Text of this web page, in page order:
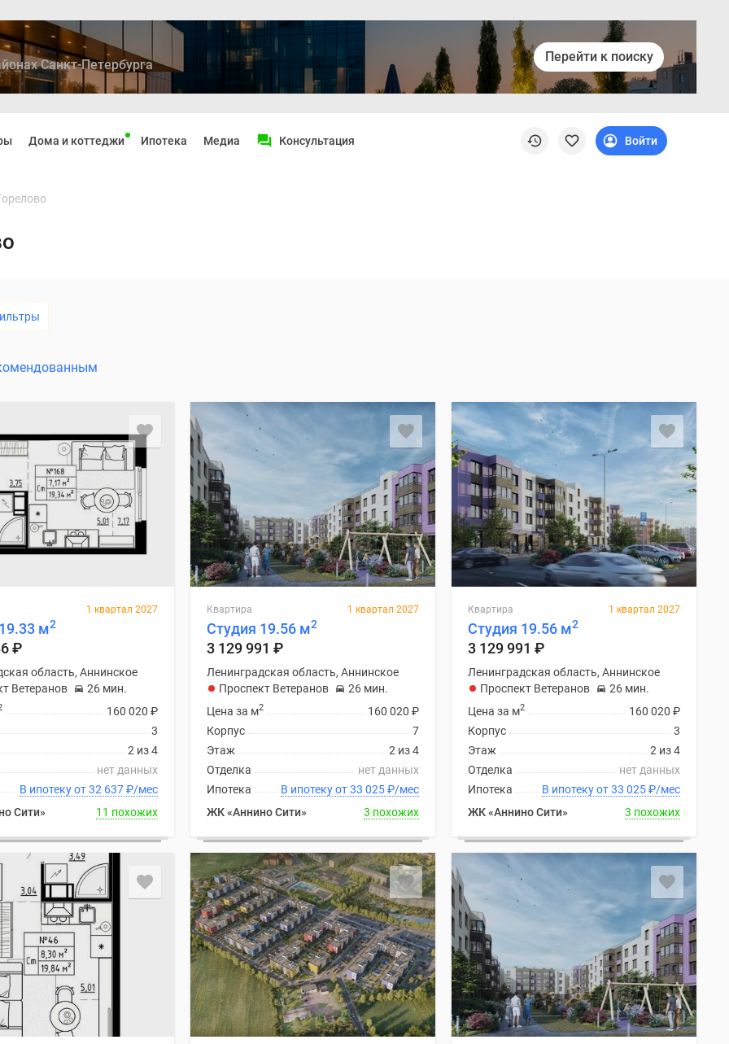
Санкт-Петербурга
Перейти к поиску
Дома и коттеджи Ипотека Медиа Консультация Войти
1 квартал 2027
м2
₽
область, Аннинское
Ветеранов
26 мин.
160 020 ₽
3
2 из 4
нет данных
В ипотеку от 32 637₽/мес
Сити»
11 похожих
Квартира 1 квартал 2027
Студия 19.56 м2
3 129 991 ₽
Ленинградская область, Аннинское
Проспект Ветеранов
26 мин.
160 020 ₽
Цена за м2
7
Корпус
2 из 4
Этаж
нет данных
Отделка
В ипотеку от 33 025₽/мес
Ипотека
ЖК «Аннино Сити»
3 похожих
Квартира 1 квартал 2027
Студия 19.56 м2
3 129 991 ₽
Ленинградская область, Аннинское
Проспект Ветеранов
26 мин.
160 020 ₽
Цена за м2
3
Корпус
2 из 4
Этаж
нет данных
Отделка
В ипотеку от 33 025₽/мес
Ипотека
ЖК «Аннино Сити»
3 похожих